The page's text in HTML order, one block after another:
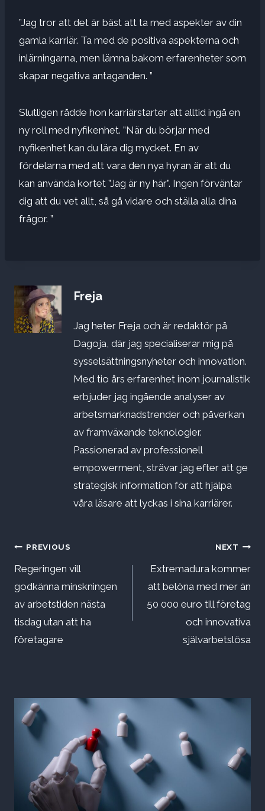
”Jag tror att det är bäst att ta med aspekter av din
gamla karriär. Ta med de positiva aspekterna och
inlärningarna, men lämna bakom erfarenheter som
skapar negativa antaganden. ”
Slutligen rådde hon karriärstarter att alltid ingå en
ny roll med nyfikenhet. ”När du börjar med
nyfikenhet kan du lära dig mycket. En av
fördelarna med att vara den nya hyran är att du
kan använda kortet ”Jag är ny här”. Ingen förväntar
dig att du vet allt, så gå vidare och ställa alla dina
frågor. ”
Freja
Jag heter Freja och är redaktör på
Dagoja, där jag specialiserar mig på
sysselsättningsnyheter och innovation.
Med tio års erfarenhet inom journalistik
erbjuder jag ingående analyser av
arbetsmarknadstrender och påverkan
av framväxande teknologier.
Passionerad av professionell
empowerment, strävar jag efter att ge
strategisk information för att hjälpa
våra läsare att lyckas i sina karriärer.
Inläggsnavigering
PREVIOUS
Regeringen vill
godkänna minskningen
av arbetstiden nästa
tisdag utan att ha
företagare
NEXT
Extremadura kommer
att belöna med mer än
50 000 euro till företag
och innovativa
självarbetslösa